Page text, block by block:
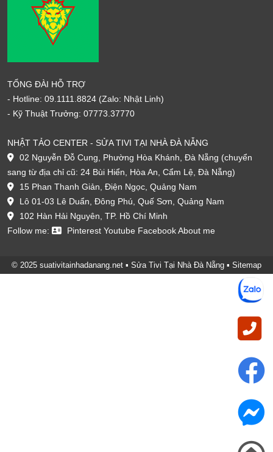
TỔNG ĐÀI HỖ TRỢ
- Hotline: 09.1111.8824 (Zalo: Nhật Linh)
- Kỹ Thuật Trưởng: 07773.37770
NHẬT TẢO CENTER - SỬA TIVI TẠI NHÀ ĐÀ NẴNG
02 Nguyễn Đỗ Cung, Phường Hòa Khánh, Đà Nẵng (chuyển
sang từ địa chỉ cũ: 24 Bùi Hiển, Hòa An, Cẩm Lệ, Đà Nẵng)
15 Phan Thanh Giản, Điện Ngọc, Quảng Nam
Lô 01-03 Lê Duẩn, Đông Phú, Quế Sơn, Quảng Nam
102 Hàn Hải Nguyên, TP. Hồ Chí Minh
Follow me:
Pinterest Youtube FacebookAbout me
© 2025 suativitainhadanang.net ▪ Sửa Tivi Tại Nhà Đà Nẵng ▪ Sitemap